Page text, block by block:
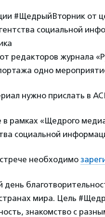
#ЩедрыйВторник от
социальной
редакторов журнала
одно
нужно прислать в
рамках «Щедрого
социальной
необходимо
мира. Цель
знакомство с